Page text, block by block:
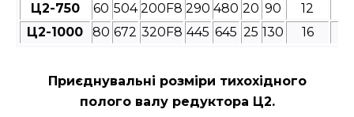
Ц2-750
60 504 200F8 290 480 20 90 12
Ц2-1000
80 672 320F8 445 645 25 130 16
Приєднувальні розміри тихохідного
полого валу редуктора Ц2.